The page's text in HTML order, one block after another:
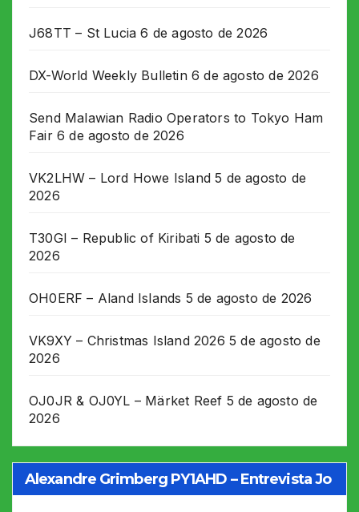
J68TT – St Lucia 6 de agosto de 2026
DX-World Weekly Bulletin 6 de agosto de 2026
Send Malawian Radio Operators to Tokyo Ham
Fair 6 de agosto de 2026
VK2LHW – Lord Howe Island 5 de agosto de
2026
T30GI – Republic of Kiribati 5 de agosto de
2026
OH0ERF – Aland Islands 5 de agosto de 2026
VK9XY – Christmas Island 2026 5 de agosto de
2026
OJ0JR & OJ0YL – Märket Reef 5 de agosto de
2026
Alexandre Grimberg PY1AHD – Entrevista Jo